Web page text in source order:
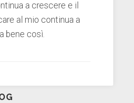
a crescere e il
al mio continua a
bene così.